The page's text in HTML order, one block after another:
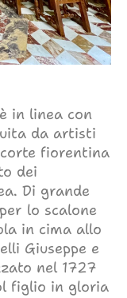
in linea con
da artisti
fiorentina
dei
Di grande
lo scalone
in cima allo
Giuseppe e
nel 1727
figlio in gloria